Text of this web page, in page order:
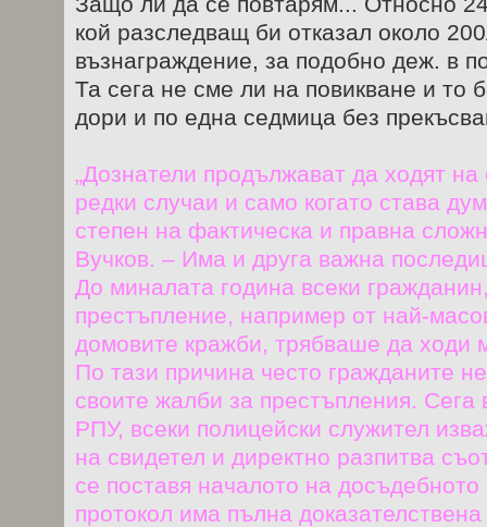
кой разследващ би отказал около
възнаграждение, за подобно деж. в
Та сега не сме ли на повикване и то
дори и по една седмица без
„Дознатели продължават да ходят
редки случаи и само когато става
степен на фактическа и правна
Вучков. – Има и друга важна
До миналата година всеки
престъпление, например от най-
домовите кражби, трябваше да ходи
По тази причина често гражданите
своите жалби за престъпления. Сега
РПУ, всеки полицейски служител
на свидетел и директно разпитва
се поставя началото на досъдебното
протокол има пълна